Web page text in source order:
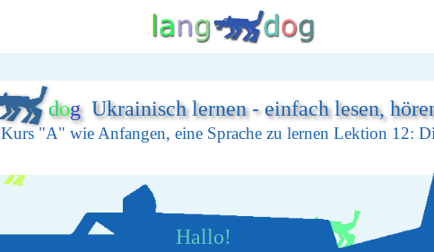
dogUkrainisch lernen - einfach lesen,
Kurs "A" wie Anfangen, eine Sprache zu lernen Lektion 12:
Hallo!